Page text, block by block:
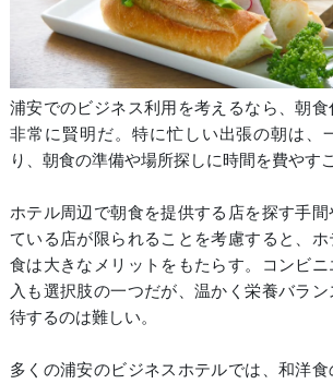
浦安でのビジネス利用を考えるなら、朝
非常に賢明だ。特に忙しい出張の朝は、
り、朝食の準備や場所探しに時間を費やす
ホテル周辺で朝食を提供する店を探す手
ている店が限られることを考慮すると、
食は大きなメリットをもたらす。コンビ
入も選択肢の一つだが、温かく栄養バラ
待するのは難しい。
多くの浦安のビジネスホテルでは、和洋